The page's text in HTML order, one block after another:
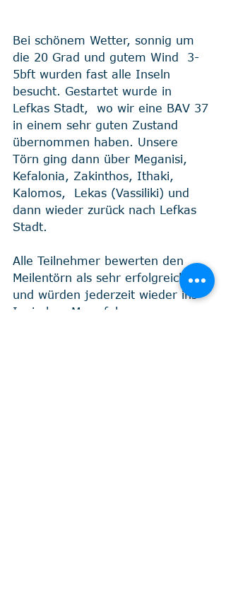
Bei schönem Wetter, sonnig um
die 20 Grad und gutem Wind  3-
5bft wurden fast alle Inseln
besucht. Gestartet wurde in
Lefkas Stadt,  wo wir eine BAV 37
in einem sehr guten Zustand
übernommen haben. Unsere
Törn ging dann über Meganisi,
Kefalonia, Zakinthos, Ithaki,
Kalomos,  Lekas (Vassiliki) und
dann wieder zurück nach Lefkas
Stadt.
Alle Teilnehmer bewerten den
Meilentörn als sehr erfolgreich
und würden jederzeit wieder ins
Ionischen Meer fahren.